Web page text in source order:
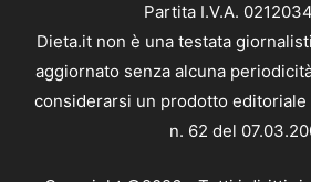
Partita I.V.A.
Dieta.it non è una testata
aggiornato senza alcuna
considerarsi un prodotto editoriale
n. 62 del